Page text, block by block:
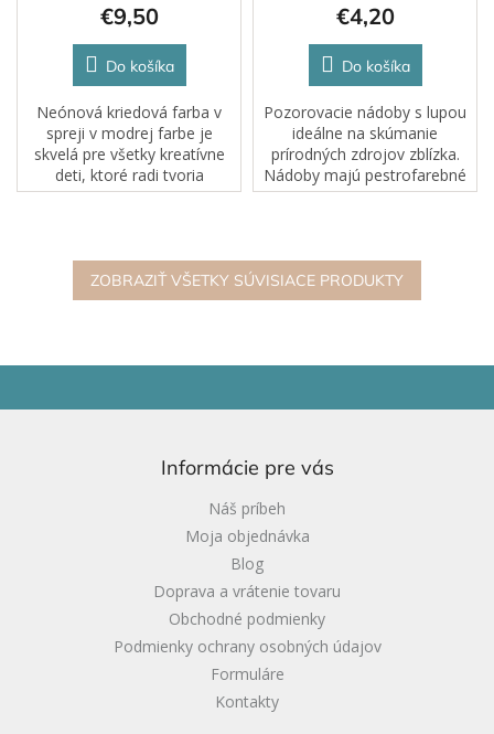
€9,50
Do košíka
Neónová kriedová farba v
spreji v modrej farbe je
skvelá pre všetky kreatívne
deti, ktoré radi tvoria
originálne a farebné diela.
drevo, sklo,...
€4,20
Do košíka
Pozorovacie nádoby s lupou
ideálne na skúmanie
prírodných zdrojov zblízka.
Nádoby majú pestrofarebné
nasadzovacie viečka so
násobné zväčšenie pre...
ZOBRAZIŤ VŠETKY SÚVISIACE PRODUKTY
Informácie pre vás
Náš príbeh
Moja objednávka
Blog
Doprava a vrátenie tovaru
Obchodné podmienky
Podmienky ochrany osobných údajov
Formuláre
Kontakty